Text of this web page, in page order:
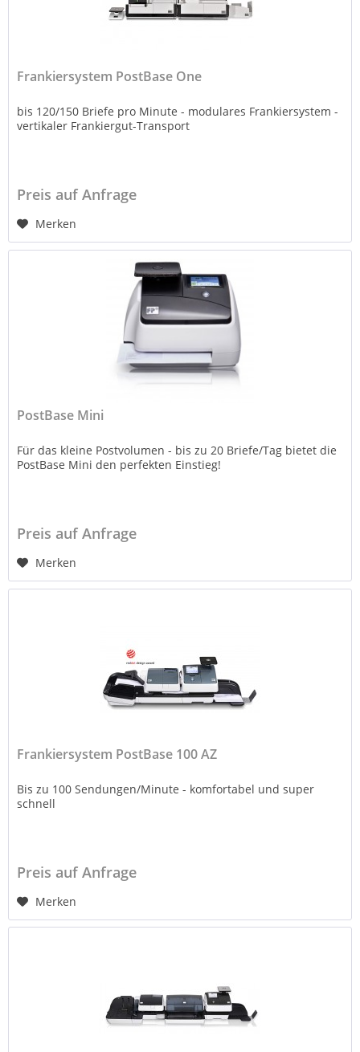
Frankiersystem PostBase One
bis 120/150 Briefe pro Minute - modulares Frankiersystem -
vertikaler Frankiergut-Transport
Preis auf Anfrage
Merken
PostBase Mini
Für das kleine Postvolumen - bis zu 20 Briefe/Tag bietet die
PostBase Mini den perfekten Einstieg!
Preis auf Anfrage
Merken
Frankiersystem PostBase 100 AZ
Bis zu 100 Sendungen/Minute - komfortabel und super
schnell
Preis auf Anfrage
Merken